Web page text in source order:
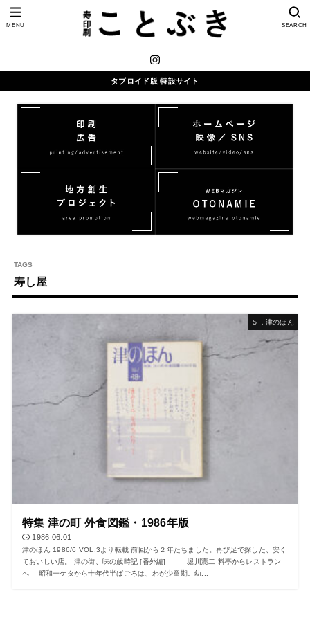
SEARCH
MENU
タブロイド版 特設サイト
寿し屋
５．津のほん
特集 津の町 外食図鑑・1986年版
1986.06.01
津のほん 1986/6 VOL.3より転載 前回から２年たちました。再び足で探した、安く
ておいしい店。 津の街、味の歳時記 [番外編] 堀川憲二 料亭からレストラン
へ 昭和一ケタから十年代半ばごろは、わが少童期。幼...